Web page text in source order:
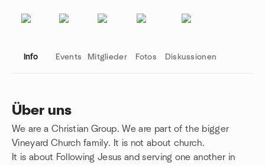
Info Events Mitglieder Fotos Diskussionen
Über uns
We are a Christian Group. We are part of the bigger
Vineyard Church family. It is not about church.
It is about Following Jesus and serving one another in
Gruppenlinks